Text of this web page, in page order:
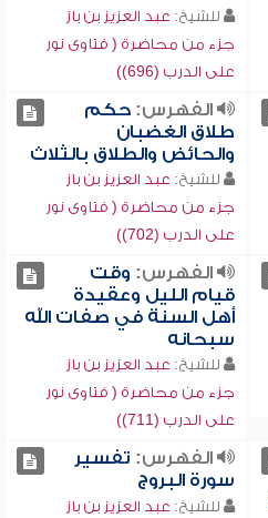
للشيخ: عبد العزيز بن باز
جزء من محاضرة ( فتاوى نور
على الدرب (696))
الفهرس:حكم
طلاق الغضبان
والحائض والطلاق بالثلاث
للشيخ: عبد العزيز بن باز
جزء من محاضرة ( فتاوى نور
على الدرب (702))
الفهرس: وقت
قيام الليل وعقيدة
أهل السنة في صفات الله
سبحانه
للشيخ: عبد العزيز بن باز
جزء من محاضرة ( فتاوى نور
على الدرب (711))
الفهرس: تفسير
سورة البروج
للشيخ: عبد العزيز بن باز